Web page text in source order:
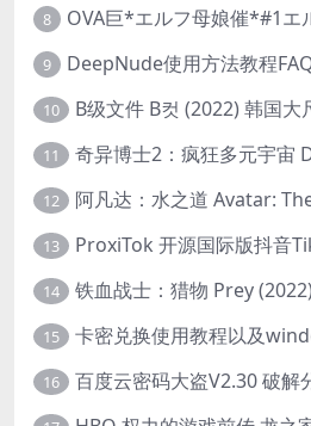
8
9 DeepNude使用方法教程
10
11
12
13
14 铁血战士：猎物 Prey
15 卡密兑换使用教程以及
16 百度云密码大盗V2.30 破解